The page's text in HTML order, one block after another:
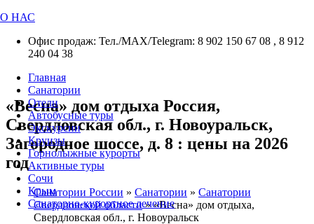
О НАС
Офис продаж: Тел./МАХ/Telegram: 8 902 150 67 08 , 8 912
240 04 38
Главная
Санатории
Отели
Автобусные туры
Экскурсии
Круизы
Горнолыжные курорты
Активные туры
Сочи
Крым
Санаторно-курортное лечение
«Весна» дом отдыха Россия,
Свердловская обл., г. Новоуральск,
Загородное шоссе, д. 8 : цены на 2026
год
Санатории России » Санатории » Санатории
Свердловской области»«Весна» дом отдыха,
Свердловская обл., г. Новоуральск